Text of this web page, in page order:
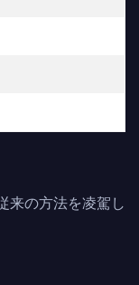
来の方法を凌駕し